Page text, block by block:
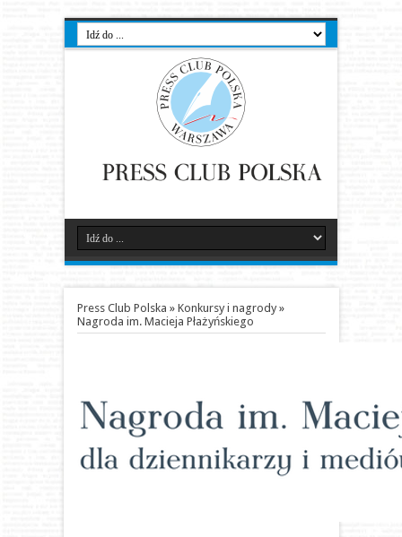
Press Club Polska » Konkursy i nagrody»
Nagroda im. Macieja Płażyńskiego